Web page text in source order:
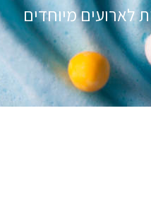
לארועים מיוחדים